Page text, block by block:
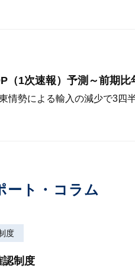
（1次速報）予測～前期比
情勢による輸入の減少で3四
ート・コラム
度
認制度